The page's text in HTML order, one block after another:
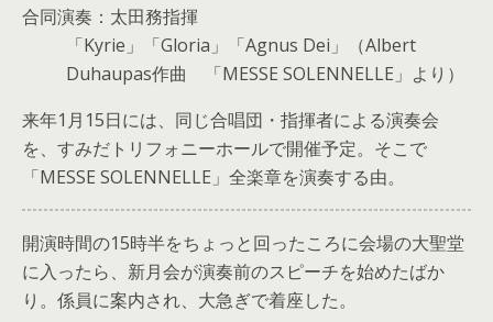
合同演奏：太田務指揮
「Kyrie」「Gloria」「Agnus Dei」（Albert
Duhaupas作曲 「MESSE SOLENNELLE」より）
来年1月15日には、同じ合唱団・指揮者による演奏会
を、すみだトリフォニーホールで開催予定。そこで
「MESSE SOLENNELLE」全楽章を演奏する由。
開演時間の15時半をちょっと回ったころに会場の大聖堂
に入ったら、新月会が演奏前のスピーチを始めたばか
り。係員に案内され、大急ぎで着座した。